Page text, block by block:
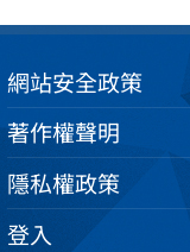
網站安全政策
著作權聲明
隱私權政策
登入